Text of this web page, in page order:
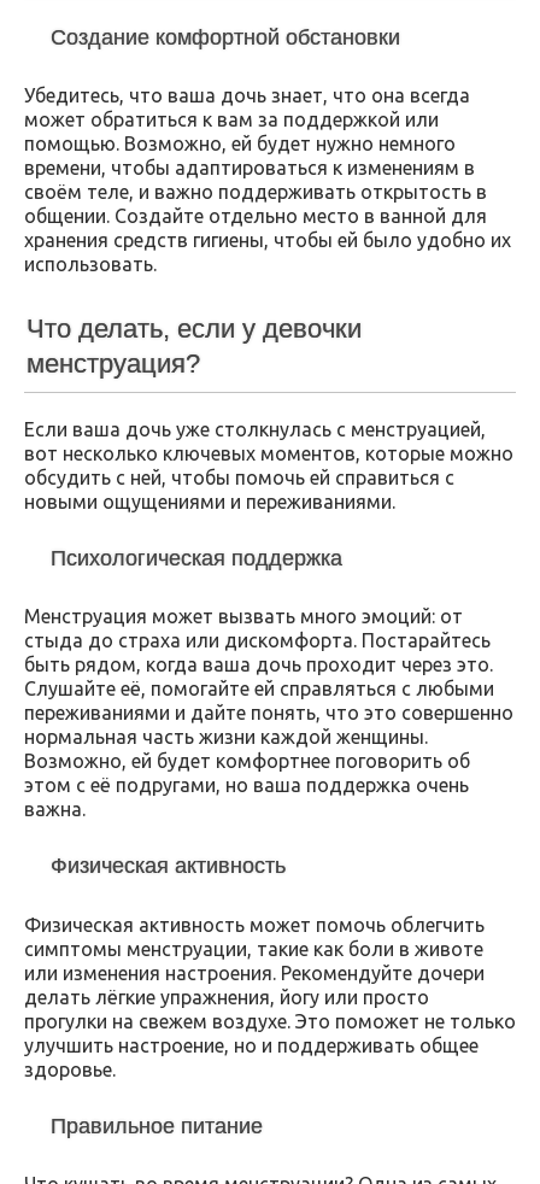
Создание комфортной обстановки
Убедитесь, что ваша дочь знает, что она всегда
может обратиться к вам за поддержкой или
помощью. Возможно, ей будет нужно немного
времени, чтобы адаптироваться к изменениям в
своём теле, и важно поддерживать открытость в
общении. Создайте отдельно место в ванной для
хранения средств гигиены, чтобы ей было удобно их
использовать.
Что делать, если у девочки
менструация?
Если ваша дочь уже столкнулась с менструацией,
вот несколько ключевых моментов, которые можно
обсудить с ней, чтобы помочь ей справиться с
новыми ощущениями и переживаниями.
Психологическая поддержка
Менструация может вызвать много эмоций: от
стыда до страха или дискомфорта. Постарайтесь
быть рядом, когда ваша дочь проходит через это.
Слушайте её, помогайте ей справляться с любыми
переживаниями и дайте понять, что это совершенно
нормальная часть жизни каждой женщины.
Возможно, ей будет комфортнее поговорить об
этом с её подругами, но ваша поддержка очень
важна.
Физическая активность
Физическая активность может помочь облегчить
симптомы менструации, такие как боли в животе
или изменения настроения. Рекомендуйте дочери
делать лёгкие упражнения, йогу или просто
прогулки на свежем воздухе. Это поможет не только
улучшить настроение, но и поддерживать общее
здоровье.
Правильное питание